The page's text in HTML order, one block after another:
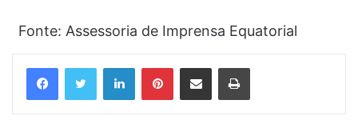
Fonte: Assessoria de Imprensa Equatorial
LinkedinPinterestCompartilhar via e-mail Imprimir